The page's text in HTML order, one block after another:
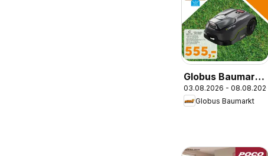
Globus Baumarkt
Prospekt
03.08.2026 - 08.08.2026
Globus Baumarkt